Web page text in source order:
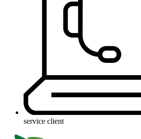
service client